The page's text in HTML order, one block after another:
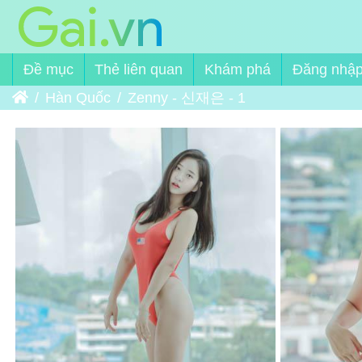
Đề mục Thẻ liên quan Khám phá
Đăng
Trang chủHàn Quốc Zenny - 신재은 - 1